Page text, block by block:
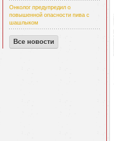
Онколог предупредил о
повышенной опасности пива с
шашлыком
Все новости